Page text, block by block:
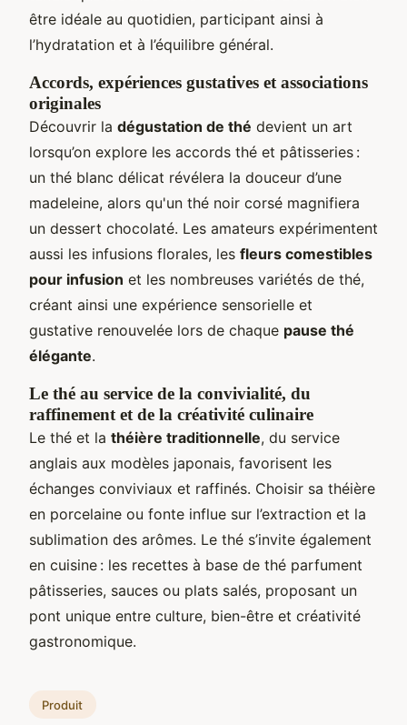
être idéale au quotidien, participant ainsi à
l’hydratation et à l’équilibre général.
Accords, expériences gustatives et associations
originales
Découvrir la dégustation de thé devient un art
lorsqu’on explore les accords thé et pâtisseries :
un thé blanc délicat révélera la douceur d’une
madeleine, alors qu'un thé noir corsé magnifiera
un dessert chocolaté. Les amateurs expérimentent
aussi les infusions florales, les fleurs comestibles
pour infusion et les nombreuses variétés de thé,
créant ainsi une expérience sensorielle et
gustative renouvelée lors de chaque pause thé
élégante.
Le thé au service de la convivialité, du
raffinement et de la créativité culinaire
Le thé et la théière traditionnelle, du service
anglais aux modèles japonais, favorisent les
échanges conviviaux et raffinés. Choisir sa théière
en porcelaine ou fonte influe sur l’extraction et la
sublimation des arômes. Le thé s’invite également
en cuisine : les recettes à base de thé parfument
pâtisseries, sauces ou plats salés, proposant un
pont unique entre culture, bien-être et créativité
gastronomique.
Produit